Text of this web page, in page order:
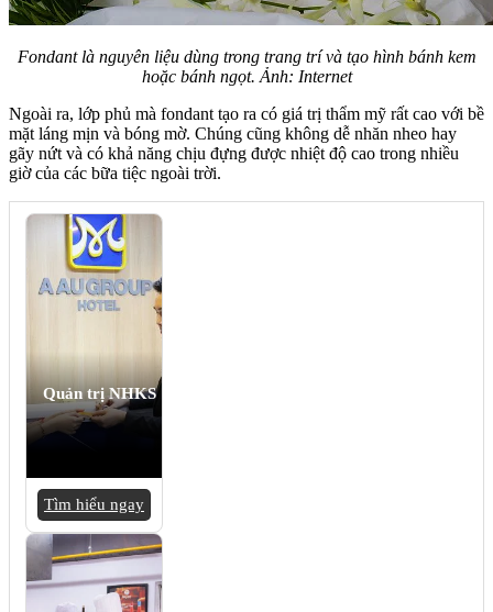
Fondant là nguyên liệu dùng trong trang trí và tạo hình bánh kem
hoặc bánh ngọt. Ảnh: Internet
Ngoài ra, lớp phủ mà fondant tạo ra có giá trị thẩm mỹ rất cao với bề
mặt láng mịn và bóng mờ. Chúng cũng không dễ nhăn nheo hay
gãy nứt và có khả năng chịu đựng được nhiệt độ cao trong nhiều
giờ của các bữa tiệc ngoài trời.
Quản trị NHKS
Tìm hiểu ngay